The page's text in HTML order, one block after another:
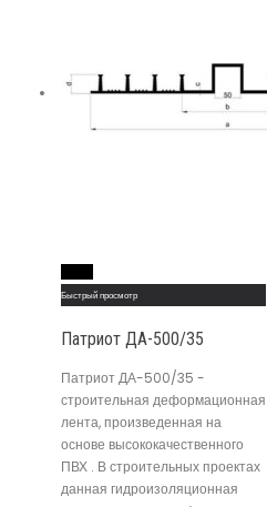
Быстрый просмотр
Патриот ДА-500/35
Патриот ДА-500/35 -
строительная деформационная
лента, произведенная на
основе высококачественного
ПВХ . В строительных проектах
данная гидроизоляционная